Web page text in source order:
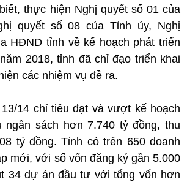
thực hiện Nghị quyết số 01 của
quyết số 08 của Tỉnh ủy, Nghị
HĐND tỉnh về kế hoạch phát triển
2018, tỉnh đã chỉ đạo triển khai
các nhiệm vụ đề ra.
14 chỉ tiêu đạt và vượt kế hoạch
ngân sách hơn 7.740 tỷ đồng, thu
tỷ đồng. Tỉnh có trên 650 doanh
mới, với số vốn đăng ký gần 5.000
34 dự án đầu tư với tổng vốn hơn